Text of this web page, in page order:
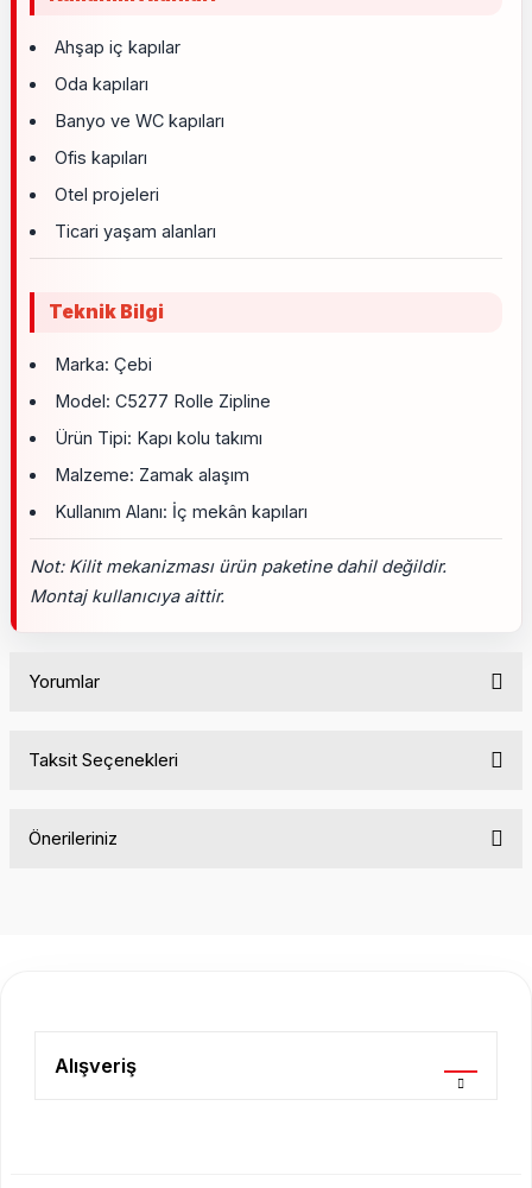
Ahşap iç kapılar
Oda kapıları
Banyo ve WC kapıları
Ofis kapıları
Otel projeleri
Ticari yaşam alanları
Teknik Bilgi
Marka: Çebi
Model: C5277 Rolle Zipline
Ürün Tipi: Kapı kolu takımı
Malzeme: Zamak alaşım
Kullanım Alanı: İç mekân kapıları
Not: Kilit mekanizması ürün paketine dahil değildir.
Montaj kullanıcıya aittir.
Yorumlar
Taksit Seçenekleri
Önerileriniz
Ürün açıklamasında eksik bilgiler bulunuyor.
Alışveriş